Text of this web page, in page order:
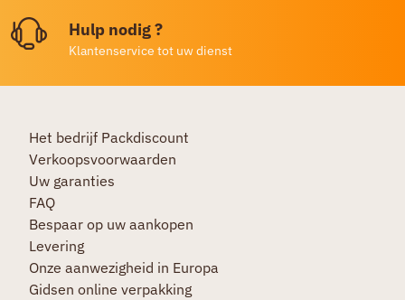
Hulp nodig ?
Klantenservice tot uw dienst
Het bedrijf Packdiscount
Verkoopsvoorwaarden
Uw garanties
FAQ
Bespaar op uw aankopen
Levering
Onze aanwezigheid in Europa
Gidsen online verpakking